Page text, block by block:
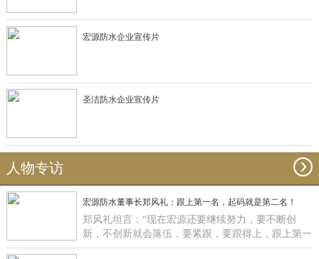
宏源防水企业宣传片
圣洁防水企业宣传片
人物专访
宏源防水董事长郑风礼：跟上第一名，起码就是第二名！
郑风礼坦言：“现在宏源还要继续努力，要不断创
新，不创新就会落伍，要紧跟，要跟得上，跟上第一
名，起码就是第二名了”。